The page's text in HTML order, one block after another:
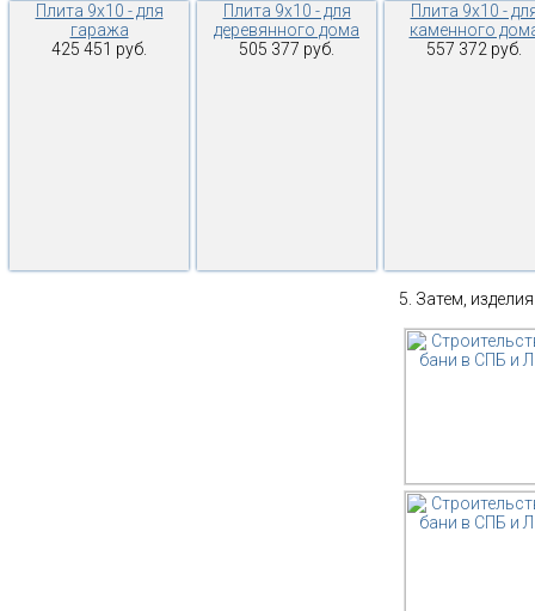
Плита 9х10 - для
гаража
425 451 руб.
Плита 9х10 - для
деревянного дома
505 377 руб.
Плита 9х10 -
каменного
557 372 руб.
Затем,